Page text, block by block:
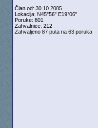
Član od: 30.10.2005.
Lokacija: N45°56" E19°06"
Poruke: 801
Zahvalnice: 212
Zahvaljeno 87 puta na 63 poruka